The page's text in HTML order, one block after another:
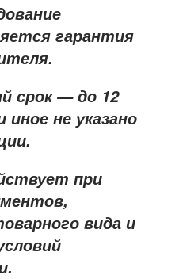
гарантия
.
срок — до 12
иное не указано
при
вида и